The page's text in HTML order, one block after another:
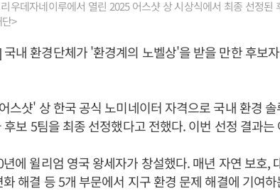
우데자네이루에서 열린 2025 어스샷 상 시상식에서 최종 선정된
>
내 환경단체가 '환경계의 노벨상'을 받을 만한 후보
스샷' 상 한국 공식 노미네이터 자격으로 국내 환경
보 5팀을 최종 선정했다고 전했다. 이번 선정 결과
에 윌리엄 영국 왕세자가 창설했다. 매년 자연 보호,
해결 등 5개 부문에서 지구 환경 문제 해결에 기여